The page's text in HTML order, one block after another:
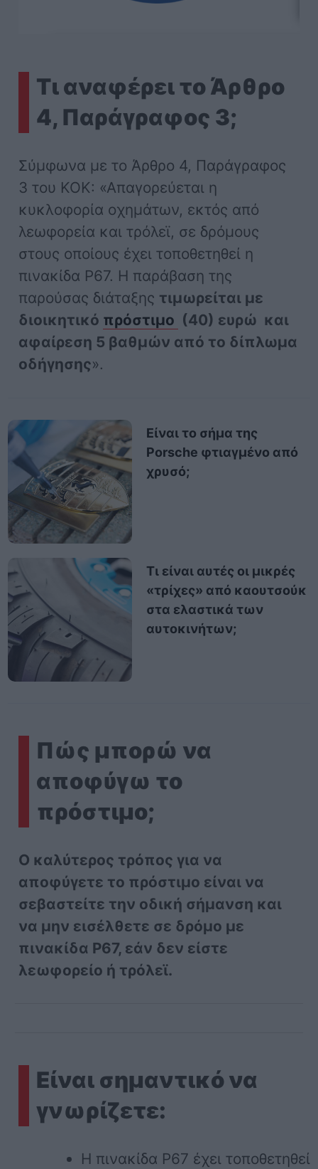
Τι αναφέρει το Άρθρο
4, Παράγραφος 3;
Σύμφωνα με το Άρθρο 4, Παράγραφος
3 του ΚΟΚ: «Απαγορεύεται η
κυκλοφορία οχημάτων, εκτός από
λεωφορεία και τρόλεϊ, σε δρόμους
στους οποίους έχει τοποθετηθεί η
πινακίδα Ρ67. Η παράβαση της
παρούσας διάταξης τιμωρείται με
διοικητικό πρόστιμο (40) ευρώ και
αφαίρεση 5 βαθμών από το δίπλωμα
οδήγησης».
Είναι το σήμα της
Porsche φτιαγμένο από
χρυσό;
Τι είναι αυτές οι μικρές
«τρίχες» από καουτσούκ
στα ελαστικά των
αυτοκινήτων;
Πώς μπορώ να
αποφύγω το
πρόστιμο;
Ο καλύτερος τρόπος για να
αποφύγετε το πρόστιμο είναι να
σεβαστείτε την οδική σήμανση και
να μην εισέλθετε σε δρόμο με
πινακίδα Ρ67, εάν δεν είστε
λεωφορείο ή τρόλεϊ.
Είναι σημαντικό να
γνωρίζετε:
Η πινακίδα Ρ67 έχει τοποθετηθεί